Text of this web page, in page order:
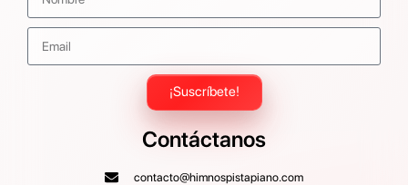
¡Suscríbete!
Contáctanos
contacto@himnospistapiano.com